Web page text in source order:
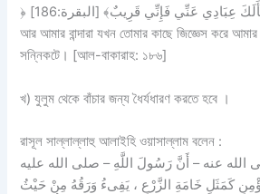
عِبَادِي عَنِّي فَإِنِّي قَرِيبٌ﴾ [البقرة:186]
আর আমার বান্দারা যখন তোমার কাছে জিজ্ঞেস করে
সন্নিকটে। [আল-বাকারাহ: ১৮৬]
খ) যুলুম থেকে বাঁচার জন্য ধৈর্যধারণ করতে হবে ।
রাসূল সাল্লাল্লাহু আলাইহি ওয়াসাল্লাম বলেন :
عنه – أَنَّ رَسُولَ اللَّهِ – صلى الله عليه
كَمَثَلِ خَامَةِ الزَّرْعِ ، يَفِىءُ وَرَقُهُ مِنْ حَيْثُ